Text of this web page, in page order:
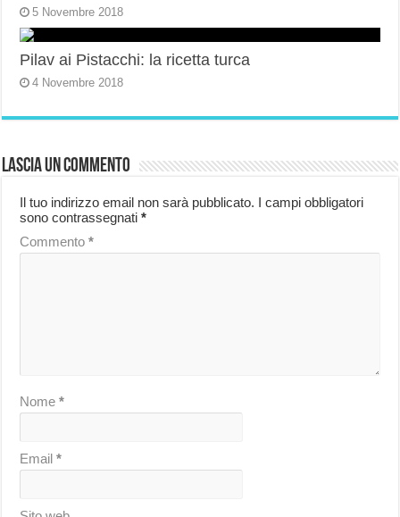
5 Novembre 2018
Pilav ai Pistacchi: la ricetta turca
4 Novembre 2018
Lascia un commento
Il tuo indirizzo email non sarà pubblicato. I campi obbligatori
sono contrassegnati*
Commento*
Nome*
Email*